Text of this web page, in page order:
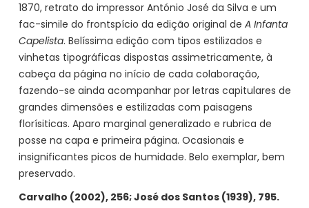
1870, retrato do impressor António José da Silva e um
fac-simile do frontspício da edição original de A Infanta
Capelista. Belíssima edição com tipos estilizados e
vinhetas tipográficas dispostas assimetricamente, à
cabeça da página no início de cada colaboração,
fazendo-se ainda acompanhar por letras capitulares de
grandes dimensões e estilizadas com paisagens
florísiticas. Aparo marginal generalizado e rubrica de
posse na capa e primeira página. Ocasionais e
insignificantes picos de humidade. Belo exemplar, bem
preservado.
Carvalho (2002), 256; José dos Santos (1939), 795.